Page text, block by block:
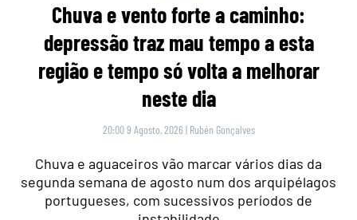
Chuva e vento forte a caminho:
depressão traz mau tempo a esta
região e tempo só volta a melhorar
neste dia
20:00 9 Agosto, 2026 | Rubén Gonçalves
Chuva e aguaceiros vão marcar vários dias da
segunda semana de agosto num dos arquipélagos
portugueses, com sucessivos períodos de